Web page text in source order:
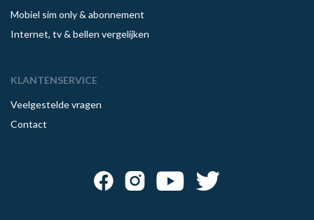
Mobiel sim only & abonnement
Internet, tv & bellen vergelijken
KLANTENSERVICE
Veelgestelde vragen
Contact